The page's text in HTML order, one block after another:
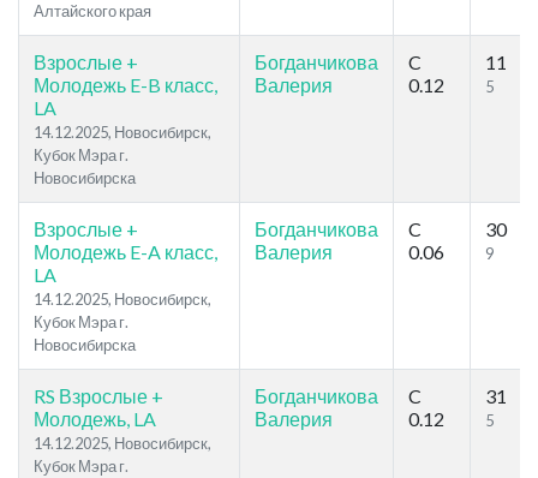
Алтайского края
Взрослые +
Молодежь E-B класс,
LA
14.12.2025, Новосибирск,
Кубок Мэра г.
Новосибирска
Богданчикова
Валерия
C
0.12
11
5
Взрослые +
Молодежь E-A класс,
LA
14.12.2025, Новосибирск,
Кубок Мэра г.
Новосибирска
Богданчикова
Валерия
C
0.06
30
9
RS Взрослые +
Молодежь, LA
14.12.2025, Новосибирск,
Кубок Мэра г.
Богданчикова
Валерия
C
0.12
31
5